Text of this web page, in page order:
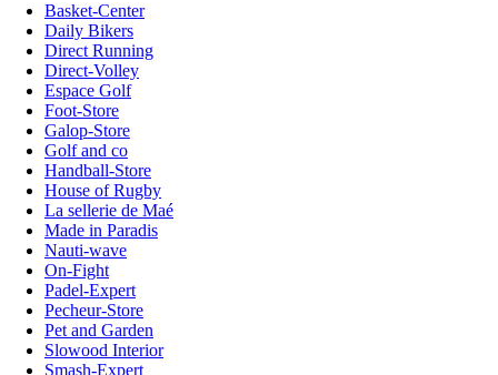
Basket-Center
Daily Bikers
Direct Running
Direct-Volley
Espace Golf
Foot-Store
Galop-Store
Golf and co
Handball-Store
House of Rugby
La sellerie de Maé
Made in Paradis
Nauti-wave
On-Fight
Padel-Expert
Pecheur-Store
Pet and Garden
Slowood Interior
Smash-Expert